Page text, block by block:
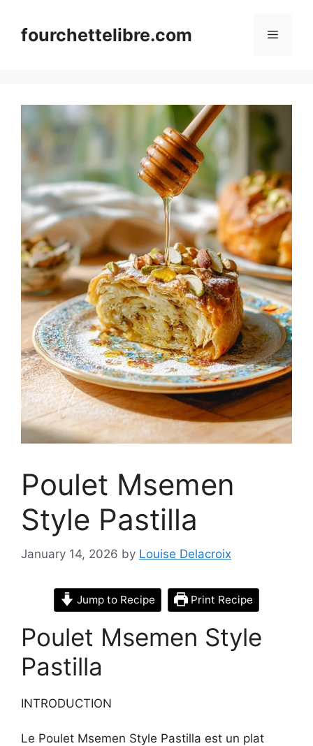
contentfourchettelibre.com Menu
Poulet Msemen
Style Pastilla
January 14, 2026 by Louise Delacroix
Jump to Recipe Print Recipe
Poulet Msemen Style
Pastilla
INTRODUCTION
Le Poulet Msemen Style Pastilla est un plat